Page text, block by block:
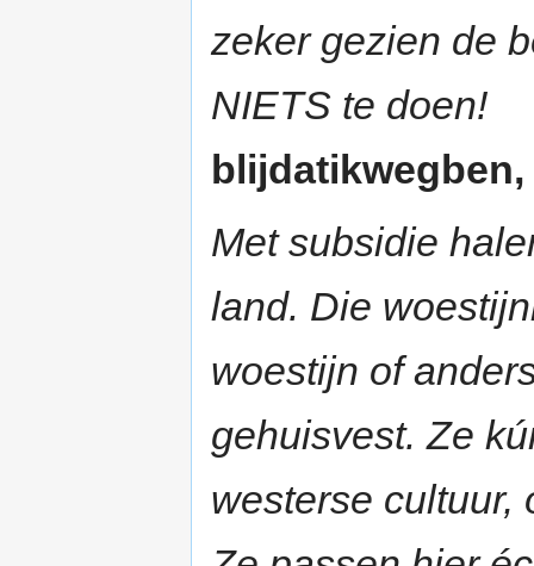
zeker gezien de
NIETS te doen!
blijdatikwegben,
Met subsidie
land. Die
woestijn of
gehuisvest. Ze
westerse cultuur,